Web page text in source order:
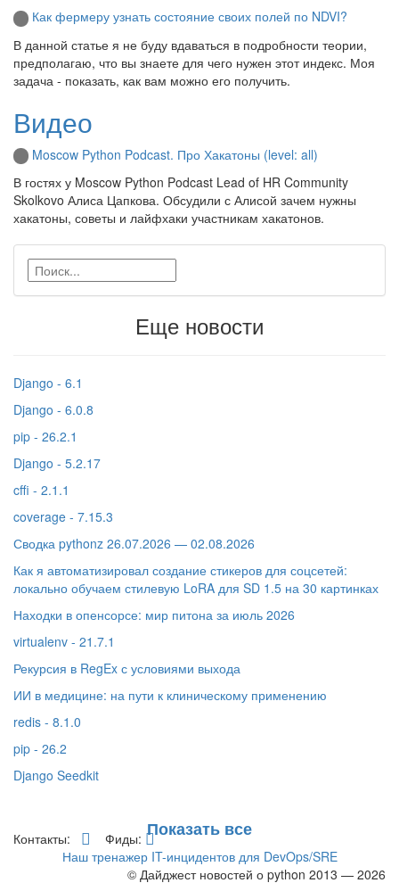
Как фермеру узнать состояние своих полей по NDVI?
В данной статье я не буду вдаваться в подробности теории,
предполагаю, что вы знаете для чего нужен этот индекс. Моя
задача - показать, как вам можно его получить.
Видео
Moscow Python Podcast. Про Хакатоны (level: all)
В гостях у Moscow Python Podcast Lead of HR Community
Skolkovo Алиса Цапкова. Обсудили с Алисой зачем нужны
хакатоны, советы и лайфхаки участникам хакатонов.
Еще новости
Django - 6.1
Django - 6.0.8
pip - 26.2.1
Django - 5.2.17
cffi - 2.1.1
coverage - 7.15.3
Сводка pythonz 26.07.2026 — 02.08.2026
Как я автоматизировал создание стикеров для соцсетей:
локально обучаем стилевую LoRA для SD 1.5 на 30 картинках
Находки в опенсорсе: мир питона за июль 2026
virtualenv - 21.7.1
Рекурсия в RegEx с условиями выхода
ИИ в медицине: на пути к клиническому применению
redis - 8.1.0
pip - 26.2
Django Seedkit
Показать все
Контакты:
Фиды:
Наш тренажер IT-инцидентов для DevOps/SRE
© Дайджест новостей о python 2013 — 2026